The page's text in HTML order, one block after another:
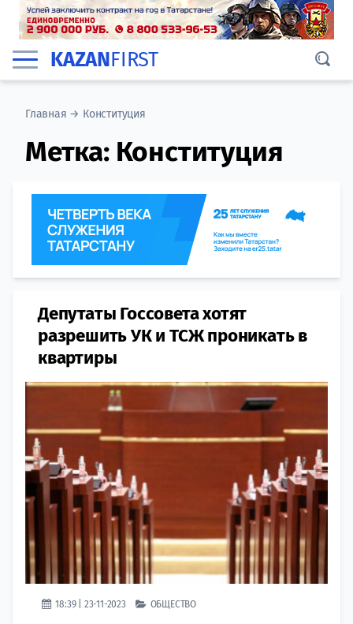
KAZANFIRST
Главная → Конституция
Метка: Конституция
Депутаты Госсовета хотят
разрешить УК и ТСЖ проникать в
квартиры
18:39 | 23-11-2023 ОБЩЕСТВО